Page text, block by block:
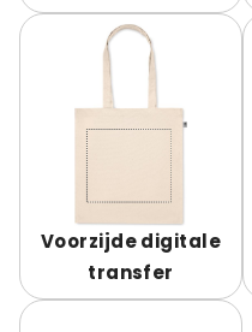
Voorzijde digitale
transfer